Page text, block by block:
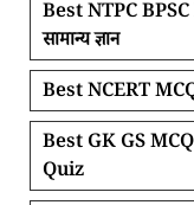
Best NTPC
सामान्य ज्ञान
Best NCERT
Best GK GS
Quiz